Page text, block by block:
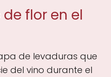
de flor en el
de levaduras que
del vino durante el